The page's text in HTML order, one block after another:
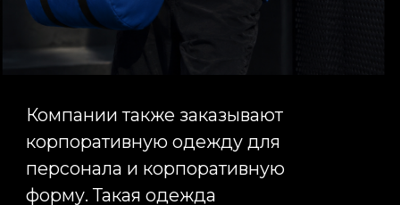
нанесения. Выбор конкретного
метода зависит от материала
изделия, сложности логотипа,
тиража и бюджета проекта.
Производство одежды с
логотипом возможно как на
российских фабриках, так и на
производственных площадках в
Китае. Российское производство
чаще выбирают для срочных